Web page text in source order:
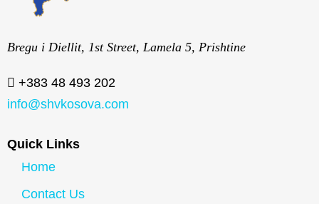
Bregu i Diellit, 1st Street, Lamela 5, Prishtine
+383 48 493 202
info@shvkosova.com
Quick Links
Home
Contact Us